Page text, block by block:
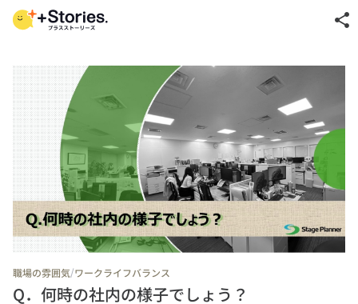
share
職場の雰囲気/ワークライフバランス
Q．何時の社内の様子でしょう？